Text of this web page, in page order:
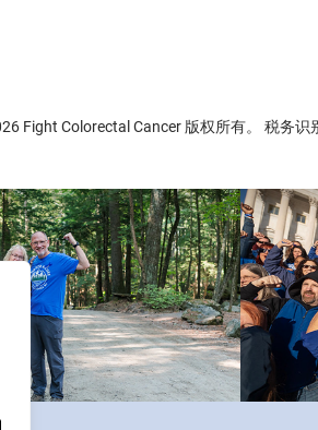
Fight Colorectal Cancer 版权所有。 税务识